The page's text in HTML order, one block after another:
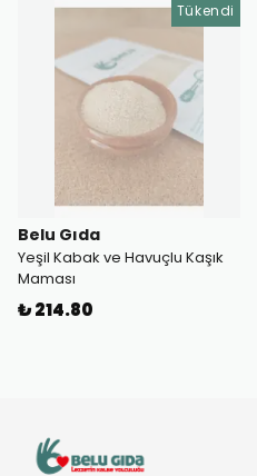
Tükendi
Belu Gıda
Yeşil Kabak ve Havuçlu Kaşık
Maması
₺ 214.80